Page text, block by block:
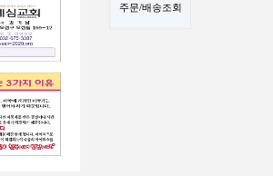
주문/배송조회